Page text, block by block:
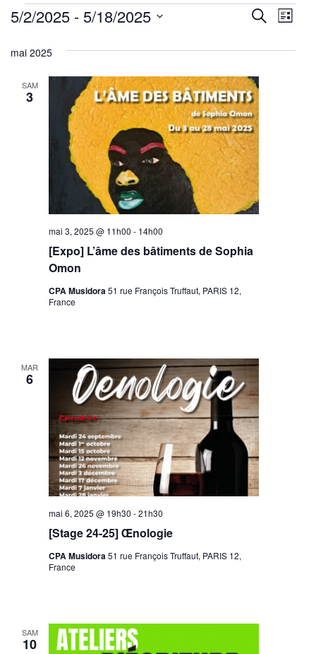
Évènements
et
de
vues
Recherche
Liste
5/2/2025 - 5/18/2025
une
mai 2025
SAM
3
[Expo] L’âme des bâtiments de Sophia
Omon
mai 3, 2025 @ 11h00 - 14h00
CPA Musidora51 rue François Truffaut, PARIS 12,
France
MAR
6
[Stage 24-25] Œnologie
mai 6, 2025 @ 19h30 -21h30
CPA Musidora51 rue François Truffaut, PARIS 12,
France
SAM
10